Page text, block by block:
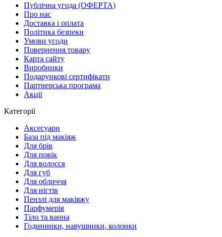
Публічна угода (ОФЕРТА)
Про нас
Доставка і оплата
Політика безпеки
Умови угоди
Повернення товару
Карта сайту
Виробники
Подарункові сертифікати
Партнерська програма
Акції
Категорії
Аксесуари
База під макіяж
Для брів
Для повік
Для волосся
Для губ
Для обличчя
Для нігтів
Пензлі для макіяжу
Парфумерія
Тіло та ванна
Годинники, навушники, колонки